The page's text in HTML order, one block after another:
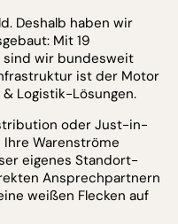
Deshalb haben wir
Mit 19
sind wir bundesweit
ist der Motor
Logistik-Lösungen.
oder Just-in-
Warenströme
eigenes Standort-
Ansprechpartnern
weißen Flecken auf